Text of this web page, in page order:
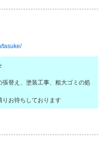
tasuke/
替え、塗装工事、粗大ゴミの処
りお待ちしております